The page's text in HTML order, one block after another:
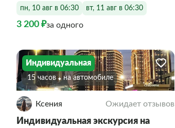
пн, 10 авг в 06:30 вт, 11 авг в 06:30
3 200 ₽за одного
Индивидуальная
15 часов На автомобиле
Ксения Ожидает отзывов
Индивидуальная экскурсия на